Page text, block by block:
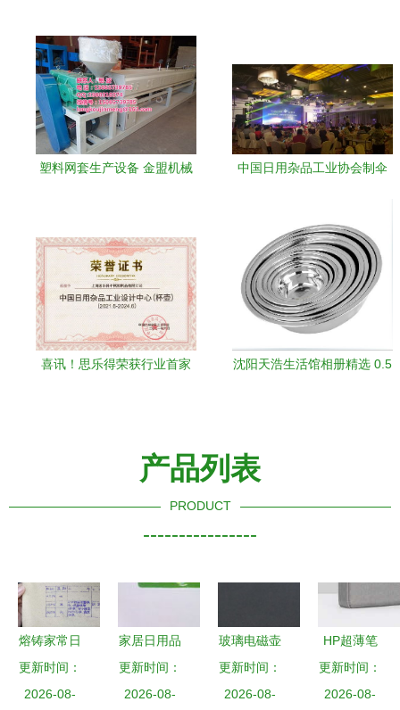
塑料网套生产设备 金盟机械
中国日用杂品工业协会制伞
智笃行，撑起伞业高质量发
展新天地
喜讯！思乐得荣获行业首家
沈阳天浩生活馆相册精选 0.5
产品列表
PRODUCT
----------------
熔铸家常日
用，传承杂
货新风——
更新时间：
2026-08-
家居日用品
的艺术 如
何从点滴提
更新时间：
2026-08-
玻璃电磁壶
批发指南
心然日杂的
更新时间：
2026-08-
HP超薄笔
记本电脑与
日用杂品
更新时间：
2026-08-